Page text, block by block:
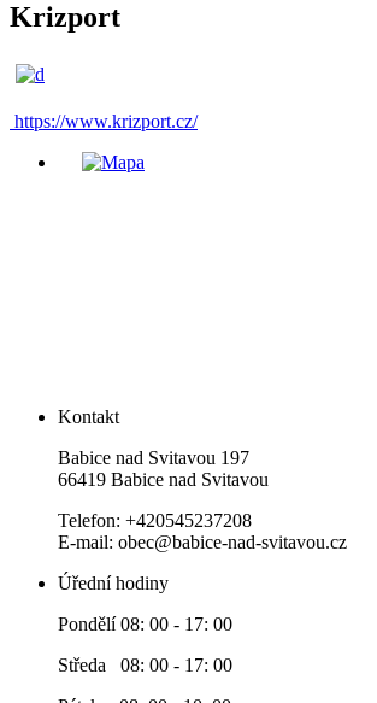
Krizport
https://www.krizport.cz/
Kontakt
Babice nad Svitavou 197
66419 Babice nad Svitavou
Telefon: +420545237208
E-mail: obec@babice-nad-svitavou.cz
Úřední hodiny
Pondělí 08: 00 - 17: 00
Středa 08: 00 - 17: 00